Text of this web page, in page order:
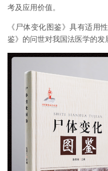
考及应用价值。
《尸体变化图鉴》具有适用
鉴》的问世对我国法医学的发